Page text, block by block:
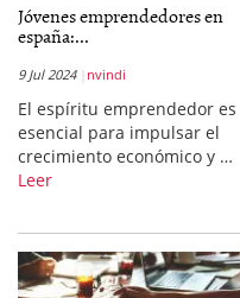
Jóvenes emprendedores en
españa:...
9 Jul 2024 nvindi
El espíritu emprendedor es
esencial para impulsar el
crecimiento económico y …
Leer